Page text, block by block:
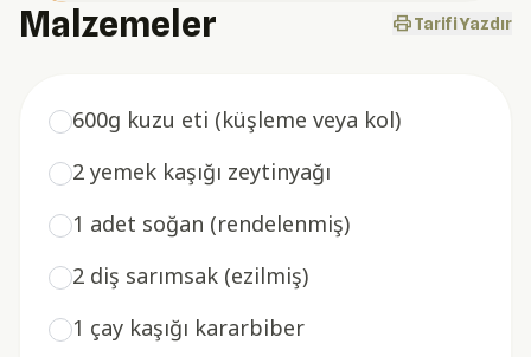
Malzemeler printTarifi Yazdır
600g kuzu eti (küşleme veya kol)
2 yemek kaşığı zeytinyağı
1 adet soğan (rendelenmiş)
2 diş sarımsak (ezilmiş)
1 çay kaşığı kararbiber